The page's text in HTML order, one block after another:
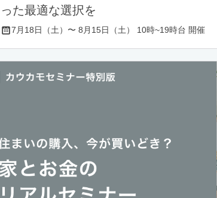
った最適な選択を
7月18日（土）〜 8月15日（土） 10時~19時台 開催